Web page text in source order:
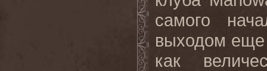
самого
выходом еще
как